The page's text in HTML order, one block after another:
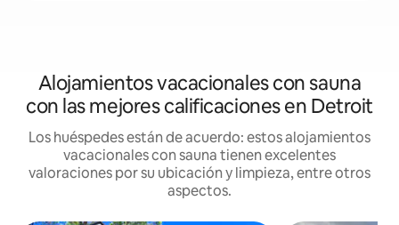
Alojamientos vacacionales con sauna
con las mejores calificaciones en Detroit
Los huéspedes están de acuerdo: estos alojamientos
vacacionales con sauna tienen excelentes
valoraciones por su ubicación y limpieza, entre otros
aspectos.